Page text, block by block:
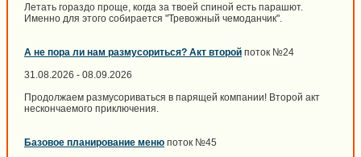
Летать гораздо проще, когда за твоей спиной есть парашют.
Именно для этого собирается "Тревожный чемоданчик".
А не пора ли нам размусориться? Акт второй поток №24
31.08.2026 - 08.09.2026
Продолжаем размусориваться в парящей компании! Второй акт
нескончаемого приключения.
Базовое планирование меню поток №45